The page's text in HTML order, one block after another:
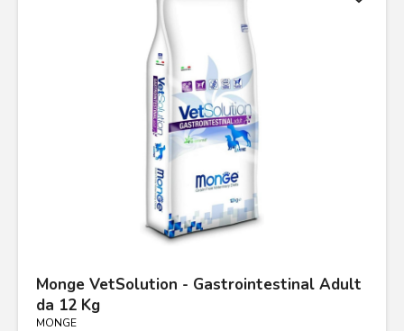
Monge VetSolution - Gastrointestinal Adult
da 12 Kg
MONGE